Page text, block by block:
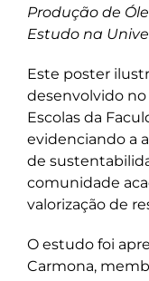
Produção de
Estudo na
Este poster
desenvolvido
Escolas da
evidenciando a
de
comunidade
valorização de
O estudo foi
Carmona,